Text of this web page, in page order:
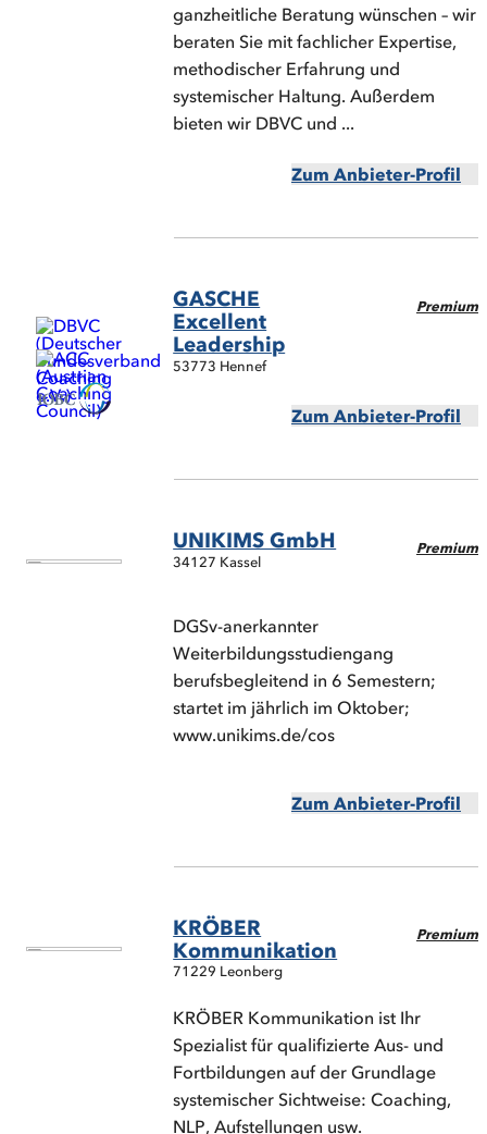
ganzheitliche Beratung wünschen – wir
beraten Sie mit fachlicher Expertise,
methodischer Erfahrung und
systemischer Haltung. Außerdem
bieten wir DBVC und ...
Zum Anbieter-Profil
Premium
GASCHE
Excellent
Leadership
53773 Hennef
Zum Anbieter-Profil
Premium
UNIKIMS GmbH
34127 Kassel
DGSv-anerkannter
Weiterbildungsstudiengang
berufsbegleitend in 6 Semestern;
startet im jährlich im Oktober;
www.unikims.de/cos
Zum Anbieter-Profil
Premium
KRÖBER
Kommunikation
71229 Leonberg
KRÖBER Kommunikation ist Ihr
Spezialist für qualifizierte Aus- und
Fortbildungen auf der Grundlage
systemischer Sichtweise: Coaching,
NLP, Aufstellungen usw.